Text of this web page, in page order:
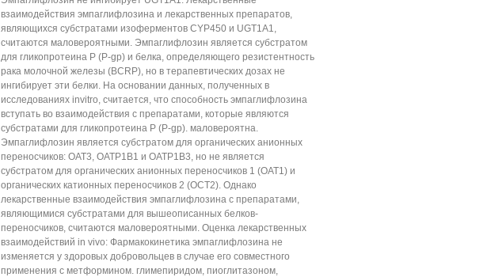
взаимодействия эмпаглифлозина и лекарственных препаратов,
являющихся субстратами изоферментов CYP450 и UGT1A1,
считаются маловероятными. Эмпаглифлозин является субстратом
для гликопротеина Р (P-gp) и белка, определяющего резистентность
рака молочной железы (BCRP), но в терапевтических дозах не
ингибирует эти белки. На основании данных, полученных в
исследованиях invitro, считается, что способность эмпаглифлозина
вступать во взаимодействия с препаратами, которые являются
субстратами для гликопротеина Р (P-gp). маловероятна.
Эмпаглифлозин является субстратом для органических анионных
переносчиков: ОАТ3, ОАТР1В1 и ОАТР1В3, но не является
субстратом для органических анионных переносчиков 1 (ОAT1) и
органических катионных переносчиков 2 (ОСТ2). Однако
лекарственные взаимодействия эмпаглифлозина с препаратами,
являющимися субстратами для вышеописанных белков-
переносчиков, считаются маловероятными. Оценка лекарственных
взаимодействий in vivo: Фармакокинетика эмпаглифлозина не
изменяется у здоровых добровольцев в случае его совместного
применения с метформином. глимепиридом, пиоглитазоном,